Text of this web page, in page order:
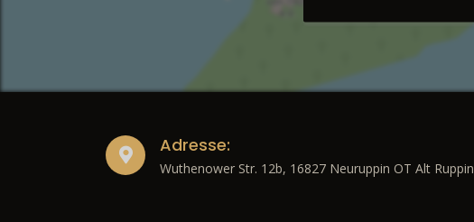
Adresse:
Wuthenower Str. 12b, 16827 Neuruppin OT Alt Ruppin